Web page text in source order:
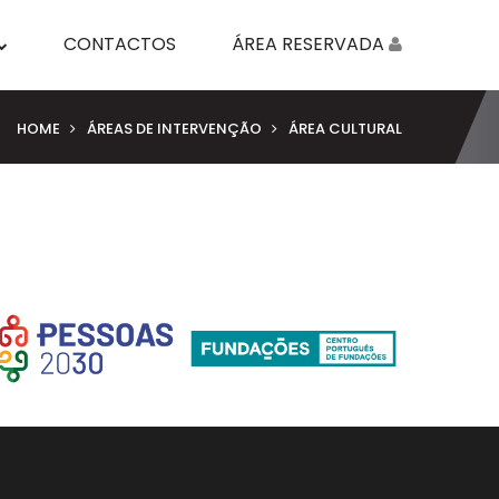
CONTACTOS ÁREA RESERVADA
HOME ÁREAS DE INTERVENÇÃO ÁREA CULTURAL